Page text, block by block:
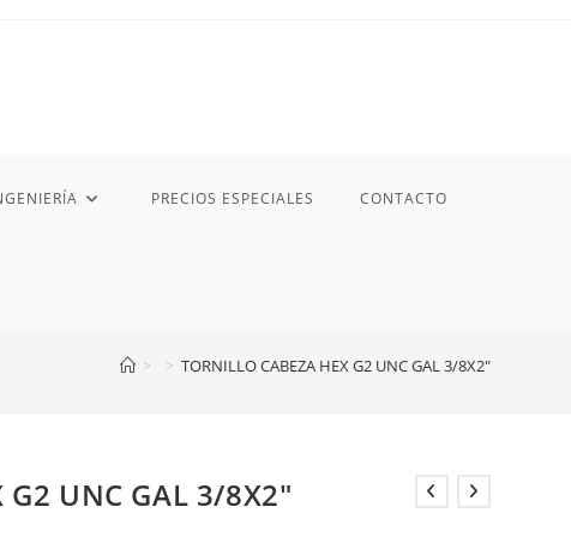
PRECIOS ESPECIALES CONTACTO
> > TORNILLO CABEZA HEX G2 UNC GAL 3/8X2″
G2 UNC GAL 3/8X2″